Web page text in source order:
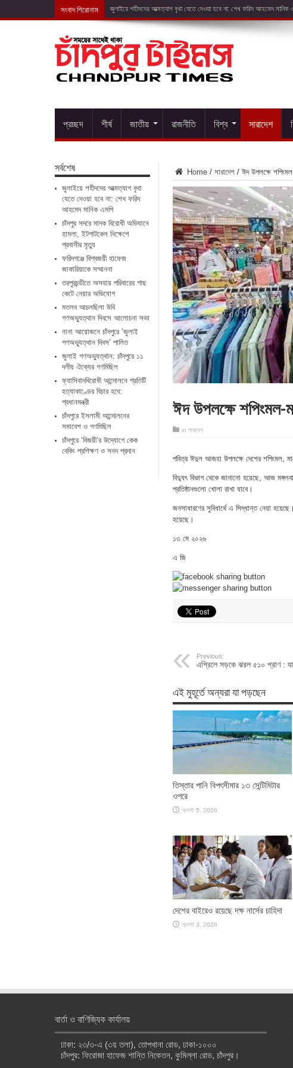
সংবাদ শিরোনাম চাঁদপুর
প্রচ্ছদ শীর্ষ জাতীয় রাজনীতি বিশ্ব সারাদেশ
Home / সারাদেশ / ঈদ উপলক্ষে
ঈদ উপলক্ষে শপিংমল-
in সারাদেশ
পবিত্র ঈদুল আজহা উপলক্ষে দেশের শপিংমল,
বিদ্যুৎ বিভাগ থেকে জানানো হয়েছে, আজ
প্রতিষ্ঠানগুলো খোলা রাখা যাবে।
জনসাধারণের সুবিধার্থে এ সিদ্ধান্ত নেয়া
হয়েছে।
১৩ মে ২০২৬
এ জি
Previous:
এপ্রিলে সড়কে ঝরল ৫১০ প্রাণ :
এই মুহূর্তে অন্যরা যা পড়ছেন
তিস্তার পানি বিপৎসীমার ১৩ সেন্টিমিটার
ওপরে
আগস্ট 5, 2026
দেশের বাইরেও রয়েছে দক্ষ নার্সের চাহিদা
আগস্ট 3, 2026
সর্বশেষ
জুলাইয়ে শহীদদের আত্মত্যাগ বৃথা
যেতে দেওয়া হবে না: শেখ ফরিদ
আহমেদ মানিক এমপি
চাঁদপুর সদরে মাদক বিরোধী অভিযানে
হামলা, ইটপাটকেল নিক্ষেপে
প্রবাসীর মৃত্যু
ফরিদগঞ্জে বিশ্বজয়ী হাফেজ
জাকারিয়াকে সম্মাননা
তরপুরচন্ডীতে অসহায় পরিবারের গাছ
কেটে নেয়ার অভিযোগ
মতলব আচলছিলা উবি
গণঅভ্যুত্থান দিবসে আলোচনা সভা
নানা আয়োজনে চাঁদপুরে ‘জুলাই
গণঅভ্যুত্থান দিবস’ পালিত
জুলাই গণঅভ্যুত্থান: চাঁদপুরে ১১
দলীয় ঐক্যের গণমিছিল
ফ্যাসিবাদবিরোধী আন্দোলনে প্রতিটি
হত্যাকাণ্ডের বিচার হবে:
প্রধানমন্ত্রী
চাঁদপুরে ইসলামী আন্দোলনের
সমাবেশ ও গণমিছিল
চাঁদপুরে ‘বিজয়ী’র উদ্যোগে কেক
বেকিং প্রশিক্ষণ ও সনদ প্রদান
বার্তা ও বাণিজ্যিক কার্যালয়
ঢাকা: ২৩/৩-এ (৩য় তলা), তোপখানা রোড, ঢাকা-১০০০
চাঁদপুর: ফিরোজা হাফেজ শান্তি নিকেতন, কুমিল্লা রোড, চাঁদপুর।